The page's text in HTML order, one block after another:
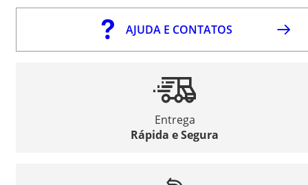
AJUDA E CONTATOS
Entrega
Rápida e Segura